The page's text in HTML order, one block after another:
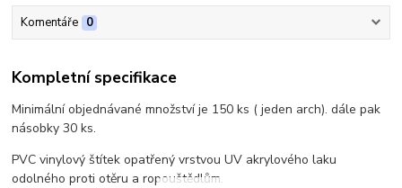
Komentáře 0
Kompletní specifikace
Minimální objednávané množství je 150 ks ( jeden arch). dále pak
násobky 30 ks.
PVC vinylový štítek opatřený vrstvou UV akrylového laku
odolného proti otěru a ropouštědlům.